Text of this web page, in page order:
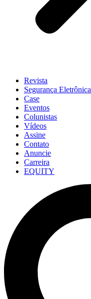
Revista
Segurança Eletrônica
Case
Eventos
Colunistas
Vídeos
Assine
Contato
Anuncie
Carreira
EQUITY